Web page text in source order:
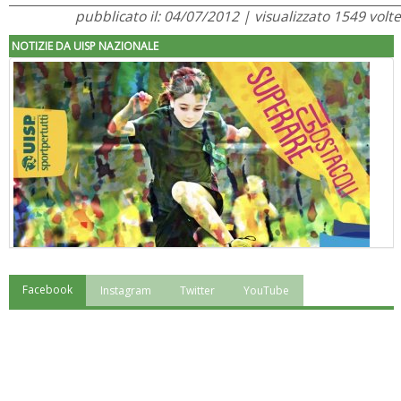
pubblicato il: 04/07/2012 | visualizzato 1549 volte
NOTIZIE DA UISP NAZIONALE
"Superare gli ostacoli": la relazione di Tiziano Pesce al CN Uisp
Facebook Instagram Twitter YouTube